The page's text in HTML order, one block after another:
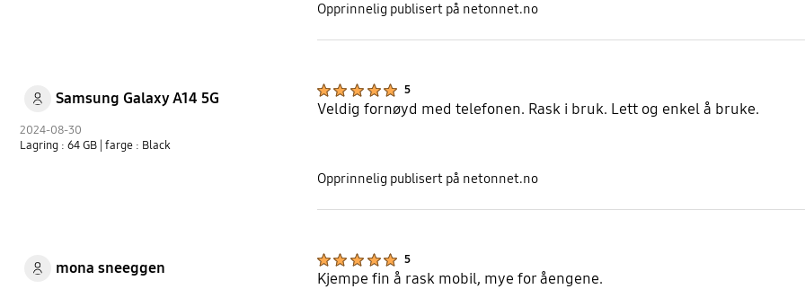
Opprinnelig publisert på netonnet.no
Samsung Galaxy A14 5G
2024-08-30
Lagring : 64 GB | farge : Black
5
Veldig fornøyd med telefonen. Rask i bruk. Lett og enkel å bruke.
Opprinnelig publisert på netonnet.no
mona sneeggen 5
Kjempe fin å rask mobil, mye for åengene.